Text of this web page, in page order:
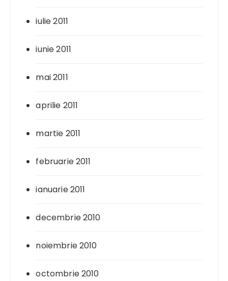
iulie 2011
iunie 2011
mai 2011
aprilie 2011
martie 2011
februarie 2011
ianuarie 2011
decembrie 2010
noiembrie 2010
octombrie 2010